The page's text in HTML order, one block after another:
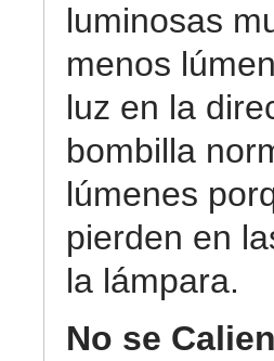
luminosas
menos
luz en la
bombilla
lúmenes
pierden en
la lámpara.
No se